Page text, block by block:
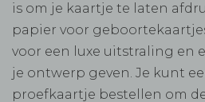
is om je kaartje te laten
papier voor
voor een luxe uitstraling en
je ontwerp geven. Je kunt
proefkaartje bestellen om